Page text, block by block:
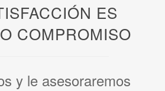
ES
COMPROMISO
y le asesoraremos